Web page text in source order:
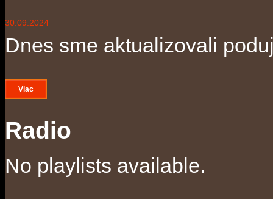
30.09.2024
Dnes sme aktualizovali
Viac
Radio
No playlists available.